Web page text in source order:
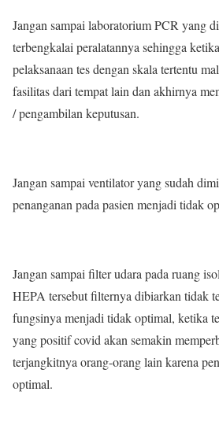
Jangan sampai laboratorium PCR yang
terbengkalai peralatannya sehingga
pelaksanaan tes dengan skala tertentu
fasilitas dari tempat lain dan akhirnya
/ pengambilan keputusan.
Jangan sampai ventilator yang sudah
penanganan pada pasien menjadi tidak
Jangan sampai filter udara pada ruang
HEPA tersebut filternya dibiarkan tidak
fungsinya menjadi tidak optimal, ketika
yang positif covid akan semakin
terjangkitnya orang-orang lain karena
optimal.